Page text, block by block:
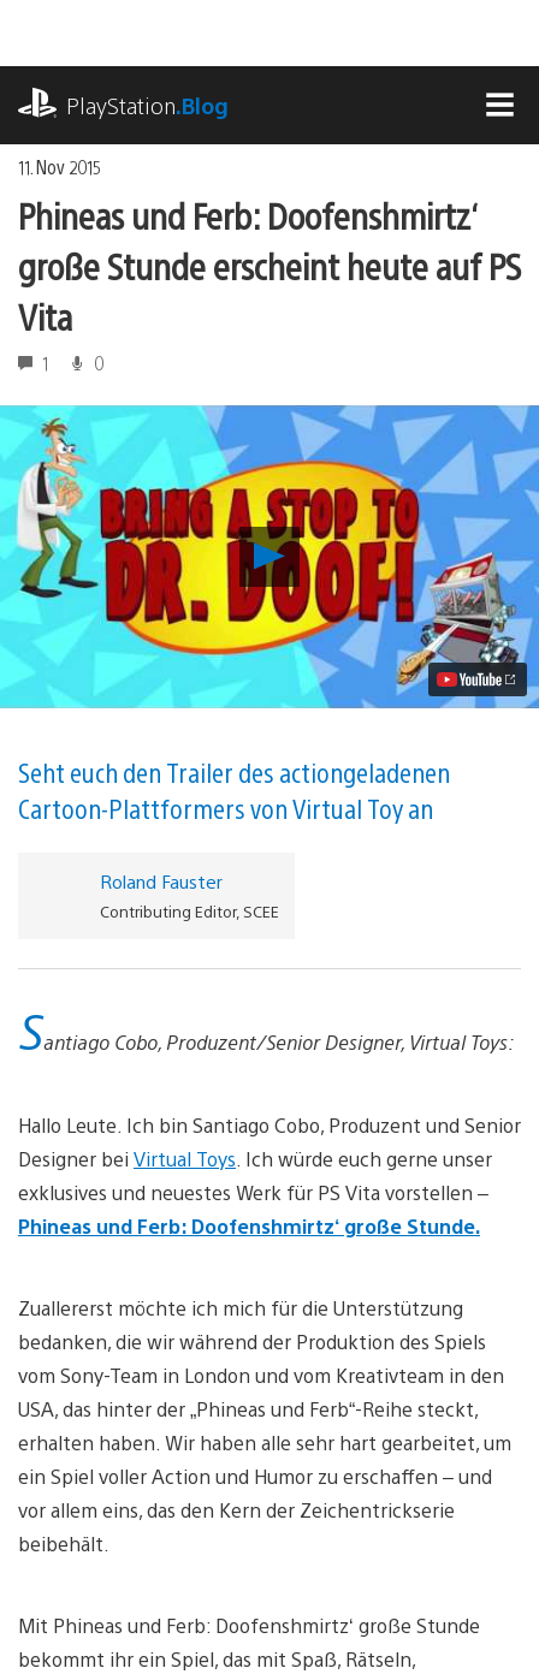
springen
PlayStation.Blog
11. Nov 2015
Phineas und Ferb: Doofenshmirtz‘
große Stunde erscheint heute auf PS
Vita
1 0
Phineas
und
Ferb:
Doofenshmirtz‘
große
Stunde
erscheint
heute
Vita
Video
abspielen
Seht euch den Trailer des actiongeladenen
Cartoon-Plattformers von Virtual Toy an
Roland Fauster
Contributing Editor, SCEE
Santiago Cobo, Produzent/Senior Designer, Virtual Toys:
Hallo Leute. Ich bin Santiago Cobo, Produzent und Senior
Designer bei Virtual Toys . Ich würde euch gerne unser
exklusives und neuestes Werk für PS Vita vorstellen –
Phineas und Ferb: Doofenshmirtz‘ große Stunde.
Zuallererst möchte ich mich für die Unterstützung
bedanken, die wir während der Produktion des Spiels
vom Sony-Team in London und vom Kreativteam in den
USA, das hinter der „Phineas und Ferb“-Reihe steckt,
erhalten haben. Wir haben alle sehr hart gearbeitet, um
ein Spiel voller Action und Humor zu erschaffen – und
vor allem eins, das den Kern der Zeichentrickserie
beibehält.
Mit Phineas und Ferb: Doofenshmirtz‘ große Stunde
bekommt ihr ein Spiel, das mit Spaß, Rätseln,